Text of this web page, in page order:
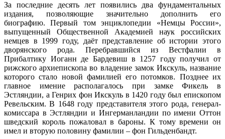
За последние десять лет появились два фундаментальных
издания, позволяющие значительно дополнить его
биографию. Первый том энциклопедии «Немцы России»,
выпущенный Общественной Академией наук российских
немцев в 1999 году, даёт представление об истории этого
дворянского рода. Перебравшийся из Вестфалии в
Прибалтику Иоганн де Бардевиш в 1257 году получил от
рижского архиепископа во владение замок Икскуль, название
которого стало новой фамилией его потомков. Позднее их
главное имение располагалось при замке Фикель в
Эстляндии, а Генрих фон Икскуль в 1420 году был епископом
Ревельским. В 1648 году представителя этого рода, генерал-
комиссара в Эстляндии и Ингерманландии по имени Оттон
шведский король пожаловал в бароны. К тому времени он
имел и вторую половину фамилии – фон Гильденбандт.